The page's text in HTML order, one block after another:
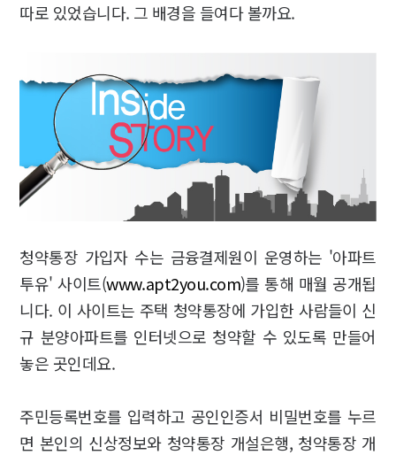
따로 있었습니다. 그 배경을 들여다 볼까요.
청약통장 가입자 수는 금융결제원이 운영하는 '아파트
투유' 사이트(www.apt2you.com)를 통해 매월 공개됩
니다. 이 사이트는 주택 청약통장에 가입한 사람들이 신
규 분양아파트를 인터넷으로 청약할 수 있도록 만들어
놓은 곳인데요.
주민등록번호를 입력하고 공인인증서 비밀번호를 누르
면 본인의 신상정보와 청약통장 개설은행, 청약통장 개